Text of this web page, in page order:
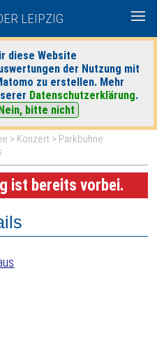
LEIPZIG
diese Website
der Nutzung mit
zu erstellen. Mehr
Datenschutzerklärung.
bitte nicht
heute|morgen| Detaillierte Suche
> Konzert > Parkbühne
ist bereits vorbei.